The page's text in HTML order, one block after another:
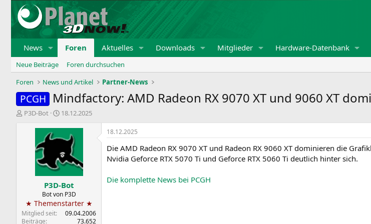
News Foren Aktuelles Downloads Mitglieder Hardware-Datenbank
Neue Beiträge
Foren durchsuchen
Foren
News und Artikel Partner-News
PCGH Mindfactory: AMD Radeon RX 9070 XT und 9060 XT
E
P3D-Bot
E
s
t
l
l
t
a
m
18.12.2025
P3D-Bot
Bot von P3D
★ Themenstarter ★
Mitglied seit
09.04.2006
Beiträge
73.652
18.12.2025
Die AMD Radeon RX 9070 XT und Radeon RX 9060 XT dominieren die
Nvidia Geforce RTX 5070 Ti und Geforce RTX 5060 Ti deutlich hinter sich.
Die komplette News bei PCGH